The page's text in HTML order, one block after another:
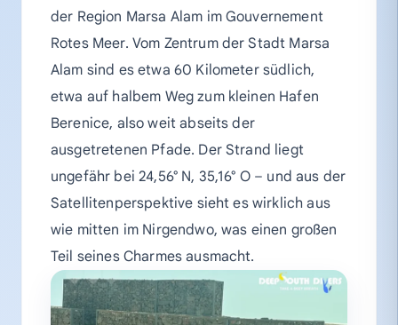
der Region Marsa Alam im Gouvernement
Rotes Meer. Vom Zentrum der Stadt Marsa
Alam sind es etwa 60 Kilometer südlich,
etwa auf halbem Weg zum kleinen Hafen
Berenice, also weit abseits der
ausgetretenen Pfade. Der Strand liegt
ungefähr bei 24,56° N, 35,16° O – und aus der
Satellitenperspektive sieht es wirklich aus
wie mitten im Nirgendwo, was einen großen
Teil seines Charmes ausmacht.